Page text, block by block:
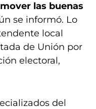
las buenas
se informó. Lo
local
de Unión por
electoral,
del